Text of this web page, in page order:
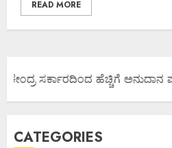
READ MORE
ಸರ್ಕಾರದಿಂದ ಹೆಚ್ಚಿಗೆ ಅನುದಾನ
CATEGORIES